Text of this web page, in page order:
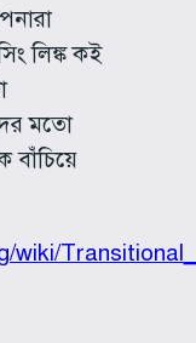
লিঙ্ক কই
মতো
বাঁচিয়ে
wiki/